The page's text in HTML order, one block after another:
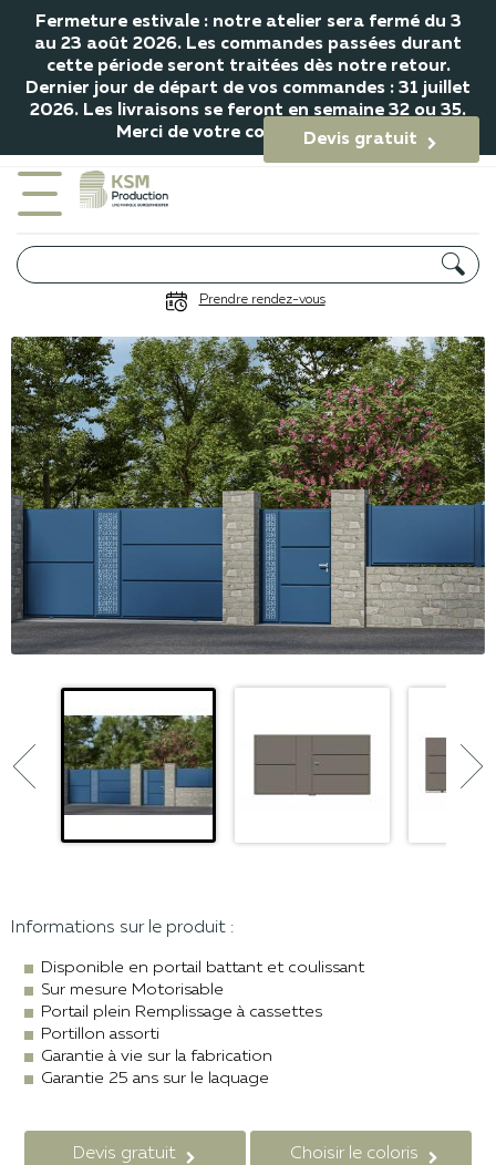
Fermeture estivale : notre atelier sera fermé du 3
au 23 août 2026. Les commandes passées durant
cette période seront traitées dès notre retour.
Dernier jour de départ de vos commandes : 31 juillet
2026. Les livraisons se feront en semaine 32 ou 35.
Merci de votre compréhension.

Prendre rendez-vous
Portail Salin
Gamme Rivage
 
Informations sur le produit :
Disponible en portail battant et coulissant
Sur mesure Motorisable
Portail plein Remplissage à cassettes
Portillon assorti
Garantie à vie sur la fabrication
Garantie 25 ans sur le laquage
Devis gratuit Choisir le coloris
Devis gratuit